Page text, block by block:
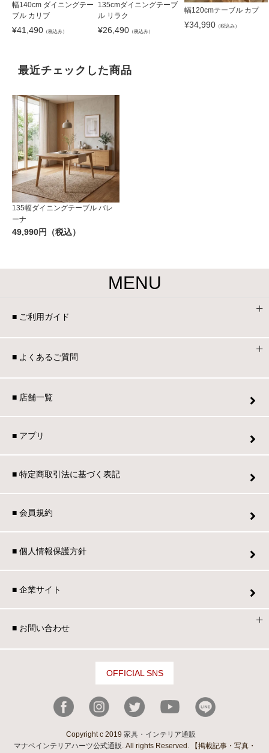
幅140cm ダイニングテー
ブル カリブ
¥41,490 （税込み）
135cmダイニングテーブ
ル リラク
¥26,490 （税込み）
幅120cmテーブル カプ
¥34,990（税込み）
最近チェックした商品
135幅ダイニングテーブル バレ
ーナ
49,990円（税込）
MENU
■ ご利用ガイド
■ よくあるご質問
■ 店舗一覧
■ アプリ
■ 特定商取引法に基づく表記
■ 会員規約
■ 個人情報保護方針
■ 企業サイト
■ お問い合わせ
OFFICIAL SNS
Copyright c 2019 家具・インテリア通販
マナベインテリアハーツ公式通販 . All rights Reserved. 【掲載記事・写真・